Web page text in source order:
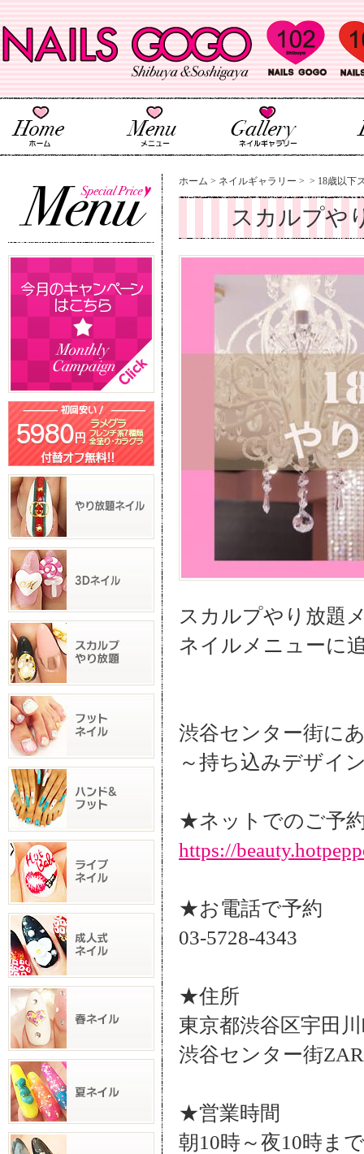
ホーム > ネイルギャラリー > > 18歳以下
スカルプや
スカルプやり放題
ネイルメニューに
渋谷センター街に
～持ち込みデザイ
★ネットでのご予
https://
★お電話で予約
03-5728-4343
★住所
東京都渋谷区宇田
渋谷センター街
★営業時間
朝10時～夜10時ま